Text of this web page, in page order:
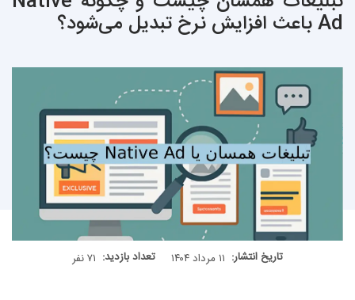
Ad باعث افزایش نرخ تبدیل می‌شود؟
تاریخ انتشار: ۱۱ مرداد ۱۴۰۴ تعداد بازدید: ۷۱ نفر